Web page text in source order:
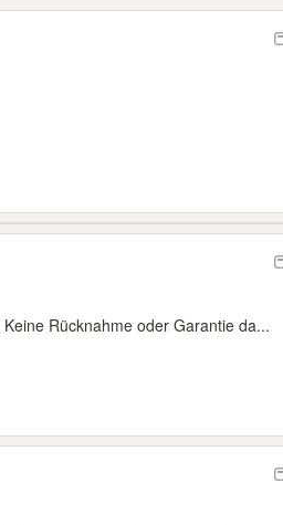
Rücknahme oder Garantie da...